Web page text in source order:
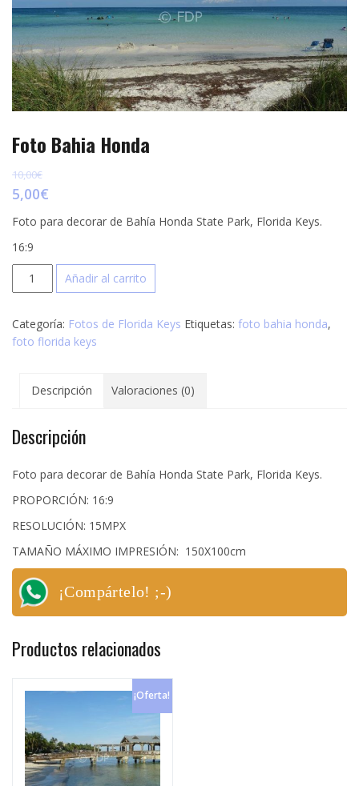
Foto Bahia Honda
10,00€
5,00€
Foto para decorar de Bahía Honda State Park, Florida Keys.
16:9
Foto
Bahia
cantidad
Añadir al carrito
Categoría: Fotos de Florida Keys Etiquetas: foto bahia honda,
foto florida keys
Descripción Valoraciones (0)
Descripción
Foto para decorar de Bahía Honda State Park, Florida Keys.
PROPORCIÓN: 16:9
RESOLUCIÓN: 15MPX
TAMAÑO MÁXIMO IMPRESIÓN: 150X100cm
¡Compártelo! ;-)
Productos relacionados
¡Oferta!
p
e
s
t
r
t
i
r